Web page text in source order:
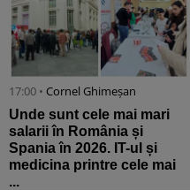
17:00 • Cornel Ghimeșan
Unde sunt cele mai mari
salarii în România și
Spania în 2026. IT-ul și
medicina printre cele mai
...